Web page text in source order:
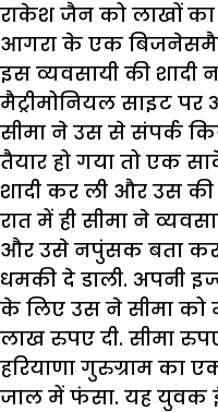
राकेश जैन को लाखों
आगरा के एक
इस व्यवसायी की शादी
मैट्रीमोनियल साइट पर
सीमा ने उस से संपर्क
तैयार हो गया तो एक
शादी कर ली और उस
रात में ही सीमा ने
और उसे नपुंसक बता कर
धमकी दे डाली. अपनी
के लिए उस ने सीमा को
लाख रुपए दी. सीमा
हरियाणा गुरुग्राम
जाल में फंसा. यह युवक